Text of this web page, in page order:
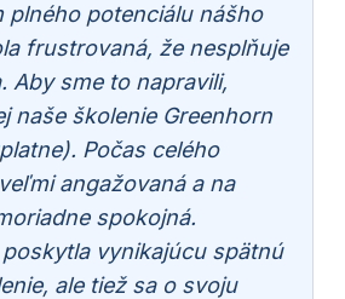
plného potenciálu nášho
frustrovaná, že nesplňuje
Aby sme to napravili,
naše školenie Greenhorn
Počas celého
angažovaná a na
spokojná.
poskytla vynikajúcu spätnú
ale tiež sa o svoju